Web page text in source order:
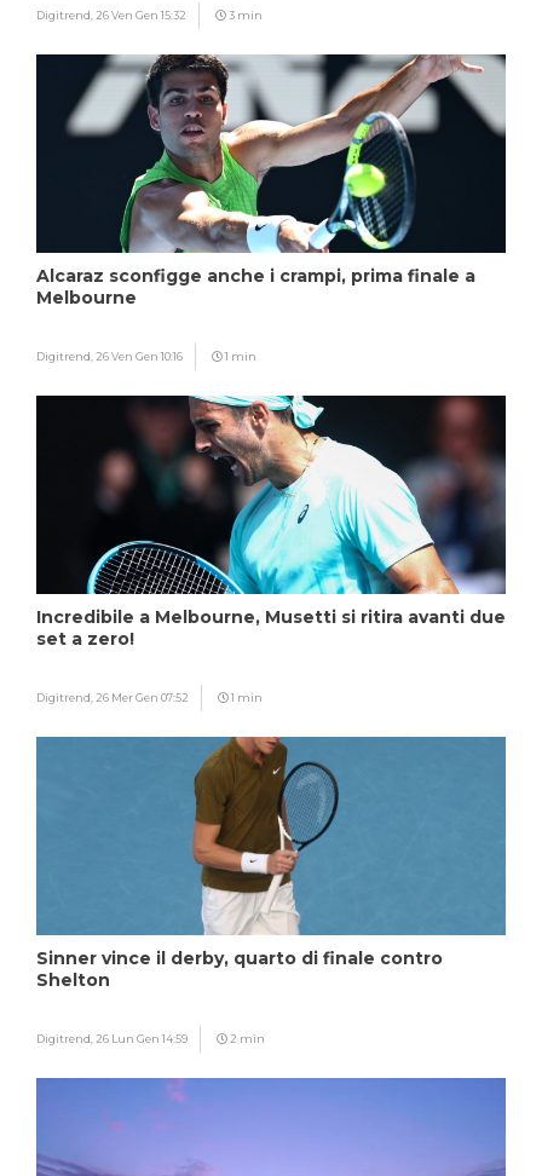
Digitrend, 26 Ven Gen 15:32 3 min
Alcaraz sconfigge anche i crampi, prima finale a
Melbourne
Digitrend, 26 Ven Gen 10:16 1 min
Incredibile a Melbourne, Musetti si ritira avanti due
set a zero!
Digitrend, 26 Mer Gen 07:52 1 min
Sinner vince il derby, quarto di finale contro
Shelton
Digitrend, 26 Lun Gen 14:59 2 min